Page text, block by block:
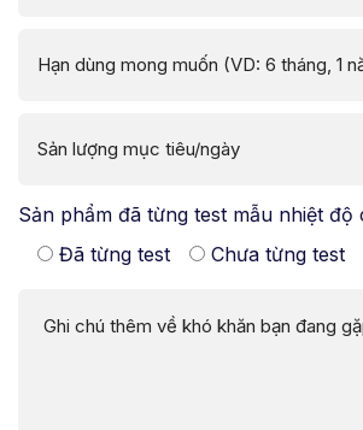
Sản phẩm đã từng test mẫu nhiệt độ
Đã từng test
Chưa từng test